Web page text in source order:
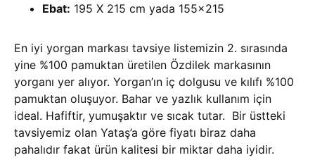
Ebat: 195 X 215 cm yada 155×215
En iyi yorgan markası tavsiye listemizin 2. sırasında
yine %100 pamuktan üretilen Özdilek markasının
yorganı yer alıyor. Yorgan’ın iç dolgusu ve kılıfı %100
pamuktan oluşuyor. Bahar ve yazlık kullanım için
ideal. Hafiftir, yumuşaktır ve sıcak tutar. Bir üstteki
tavsiyemiz olan Yataş’a göre fiyatı biraz daha
pahalıdır fakat ürün kalitesi bir miktar daha iyidir.